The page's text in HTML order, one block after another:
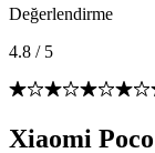
Değerlendirme
4.8 / 5
Xiaomi